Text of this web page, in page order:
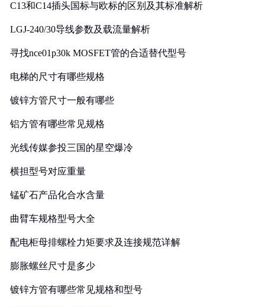
C13和C14插头国标与欧标的区别及其标准解析
LGJ-240/30导线参数及载流量解析
寻找nce01p30k MOSFET管的合适替代型号
电梯的尺寸有哪些规格
镀锌方管尺寸一般有哪些
铝方管有哪些常见规格
光线传媒参投三国的星空爆冷
横担型号对应重量
锰矿石产品化合水含量
曲臂车规格型号大全
配电柜母排螺栓力矩要求及连接规范详解
膨胀螺丝尺寸是多少
镀锌方管有哪些常见规格和型号